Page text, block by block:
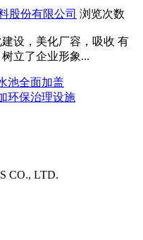
股份有限公司 浏览次数
设，美化厂容，吸收 有
立了企业形象...
池全面加盖
环保治理设施
CO., LTD.